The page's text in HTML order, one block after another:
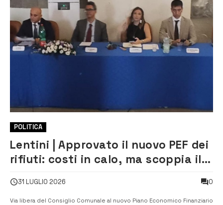
POLITICA
Lentini | Approvato il nuovo PEF dei
rifiuti: costi in calo, ma scoppia il
numeri
31 LUGLIO 2026 0
Via libera del Consiglio Comunale al nuovo Piano Economico Finanziario